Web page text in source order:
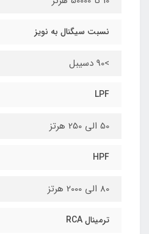
نسبت سیگنال به نویز
>90 دسیبل
LPF
50 الی 250 هرتز
HPF
80 الی 2000 هرتز
ترمینال RCA